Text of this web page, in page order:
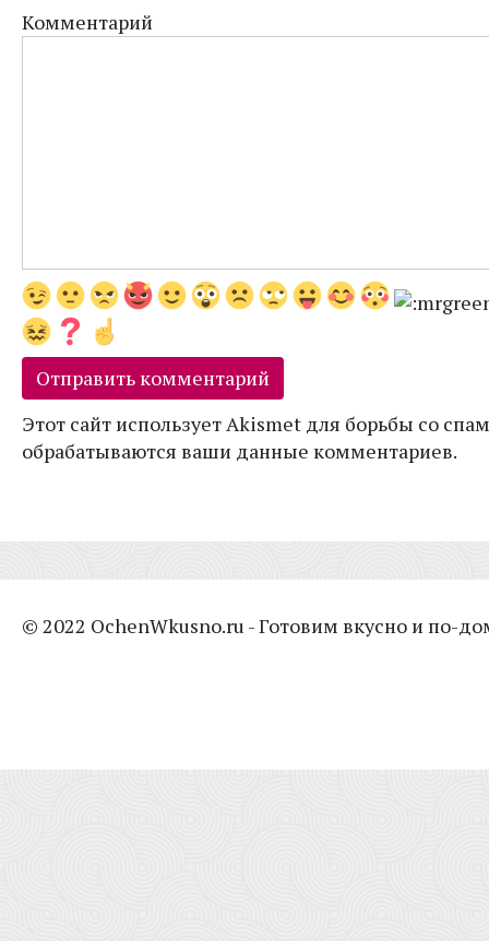
Комментарий
Этот сайт использует Akismet для борьбы со
обрабатываются ваши данные комментариев.
© 2022 OchenWkusno.ru - Готовим вкусно и по-